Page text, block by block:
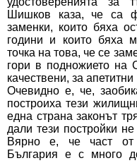
Шишков каза, че са
заменки, които бяха
години и които бяха
точка на това, че се
гори в подножието на
качествени, за
Очевидно е, че,
построиха тези
една страна законът
дали тези постройки
Вярно е, че част
България е с много